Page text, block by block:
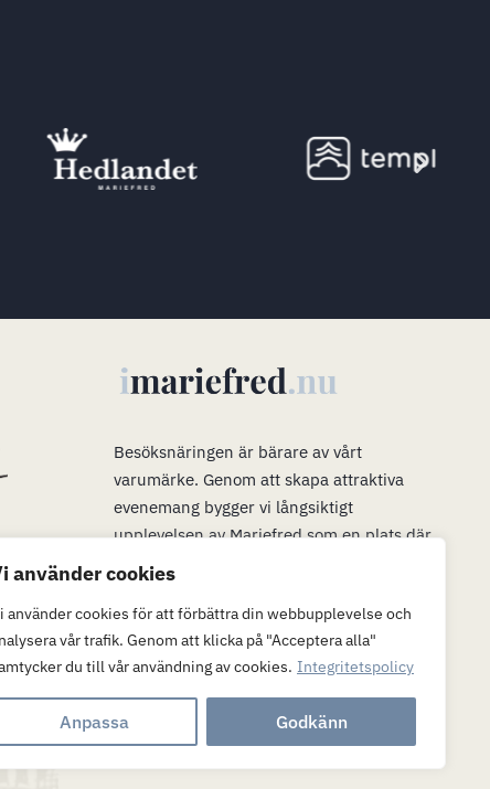
använder cookies
använder cookies för att förbättra din webbupplevelse och
vår trafik. Genom att klicka på "Acceptera alla"
du till vår användning av cookies. Integritetspolicy
Anpassa Godkänn
Besöksnäringen är bärare av vårt
varumärke. Genom att skapa attraktiva
evenemang bygger vi långsiktigt
upplevelsen av Mariefred som en plats där
man vill bo, verka och leva. Våra evenemang
besök. När många är i Mariefred kan vi
passa på att marknadsföra möjligheterna att
flytta hit och (eller) verka här.